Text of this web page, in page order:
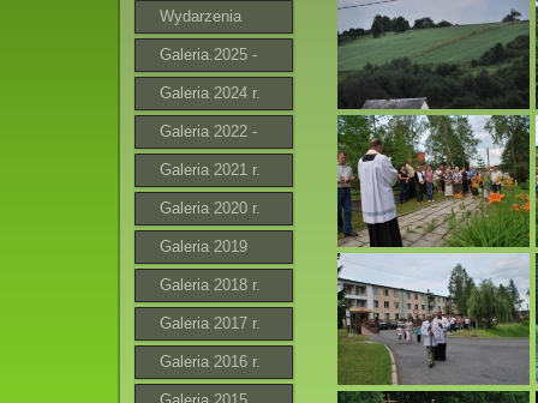
Wydarzenia
Galeria.2025 -
2026
Galeria 2024 r.
Galeria 2022 -
2023 r.
Galeria 2021 r.
Galeria 2020 r.
Galeria 2019
Galeria 2018 r.
Galeria 2017 r.
Galeria 2016 r.